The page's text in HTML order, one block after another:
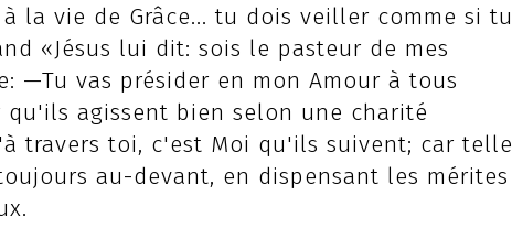
la vie de Grâce... tu dois veiller comme si tu
«Jésus lui dit: sois le pasteur de mes
—Tu vas présider en mon Amour à tous
agissent bien selon une charité
travers toi, c'est Moi qu'ils suivent; car telle
au-devant, en dispensant les mérites